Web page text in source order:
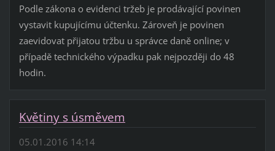
Podle zákona o evidenci tržeb je prodávající povinen
vystavit kupujícímu účtenku. Zároveň je povinen
zaevidovat přijatou tržbu u správce daně online; v
případě technického výpadku pak nejpozději do 48
hodin.
Květiny s úsměvem
05.01.2016 14:14